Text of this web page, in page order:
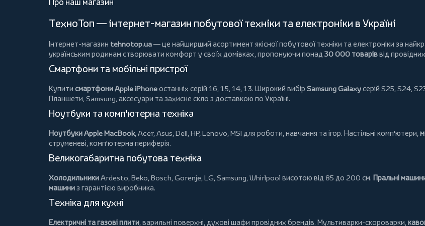
ТехноТоп — інтернет-магазин побутової техніки та електроніки в Україні
Інтернет-магазин tehnotop.ua— це найширший асортимент якісної побутової техніки та електроніки за
українським родинам створювати комфорт у своїх домівках, пропонуючи понад 30 000 товаріввід
Смартфони та мобільні пристрої
Купити смартфони Apple iPhoneостанніх серій 16, 15, 14, 13. Широкий вибір Samsung Galaxyсерій S25, S24,
Планшети, Samsung, аксесуари тазахисне скло з доставкою по Україні.
Ноутбуки та комп'ютерна техніка
Ноутбуки Apple MacBook,Acer,Asus,Dell,HP,Lenovo,MSI для роботи, навчання та ігор. Настільні комп'ютери,
струменеві, комп'ютерна периферія.
Великогабаритна побутова техніка
ХолодильникиArdesto,Beko,Bosch,Gorenje,LG,Samsung,Whirlpool висотою від 85 до 200 см. Пральні
машиниз гарантією виробника.
Техніка для кухні
Електричні та газові плити, варильні поверхні, духові шафи провідних брендів. Мультиварки-скороварки,